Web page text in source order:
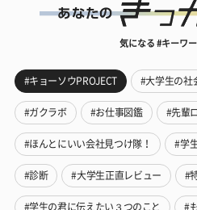
気になる #キーワ
#キョーソウPROJECT #大学生の社
#ガクラボ #お仕事図鑑 #先輩
#ほんとにいい会社見つけ隊！ #学
#診断 #大学生正直レビュー #
#学生の君に伝えたい３つのこと #